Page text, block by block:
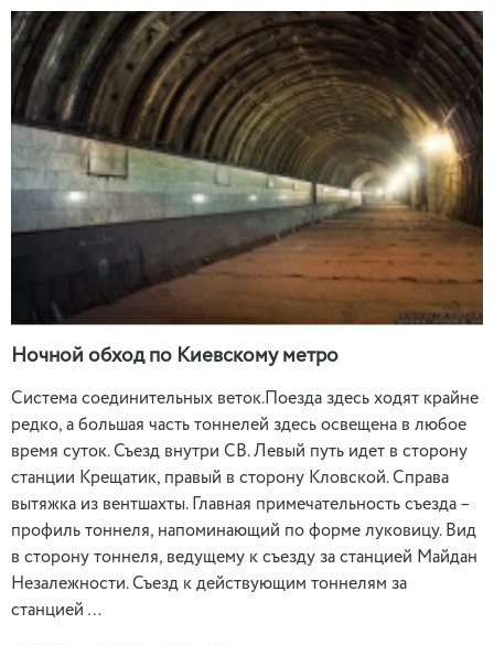
Ночной обход по Киевскому метро
Система соединительных веток.Поезда здесь ходят крайне
редко, а большая часть тоннелей здесь освещена в любое
время суток. Съезд внутри СВ. Левый путь идет в сторону
станции Крещатик, правый в сторону Кловской. Справа
вытяжка из вентшахты. Главная примечательность съезда –
профиль тоннеля, напоминающий по форме луковицу. Вид
в сторону тоннеля, ведущему к съезду за станцией Майдан
Незалежности. Съезд к действующим тоннелям за
станцией …